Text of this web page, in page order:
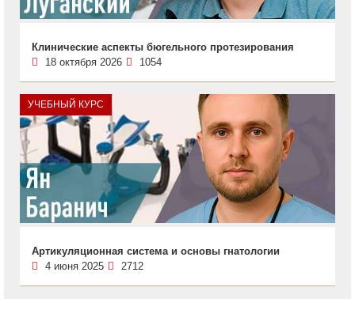
Клинические аспекты бюгельного протезирования
18 октября 2026
1054
УЧЕБНЫЙ КУРС
Артикуляционная система и основы гнатологии
4 июня 2025
2712